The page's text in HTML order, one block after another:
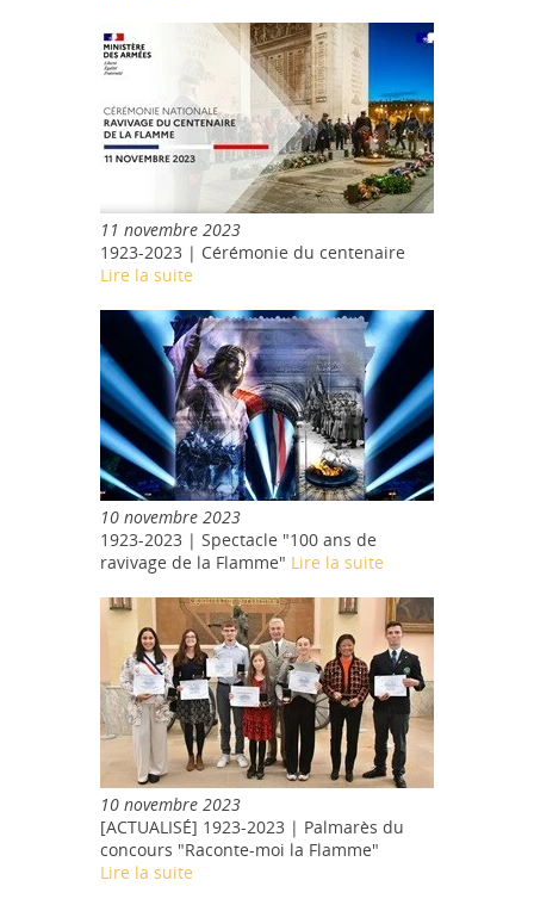
11 novembre 2023
1923-2023 | Cérémonie du centenaire
Lire la suite
10 novembre 2023
1923-2023 | Spectacle "100 ans de
ravivage de la Flamme" Lire la suite
10 novembre 2023
[ACTUALISÉ] 1923-2023 | Palmarès du
concours "Raconte-moi la Flamme"
Lire la suite